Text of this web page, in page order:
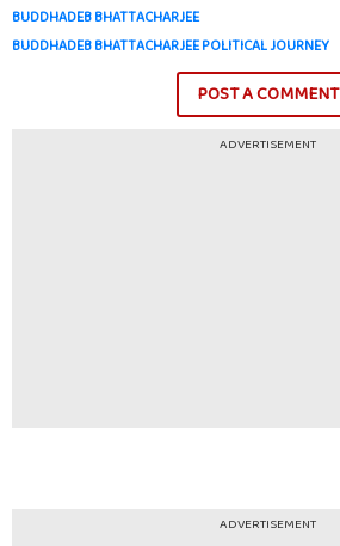
BUDDHADEB BHATTACHARJEE
BUDDHADEB BHATTACHARJEE POLITICAL JOURNEY
POST A COMMENT
ADVERTISEMENT
ADVERTISEMENT